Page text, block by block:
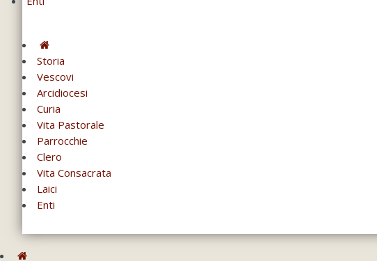
Storia
Vescovi
Arcidiocesi
Curia
Vita Pastorale
Parrocchie
Clero
Vita Consacrata
Laici
Enti